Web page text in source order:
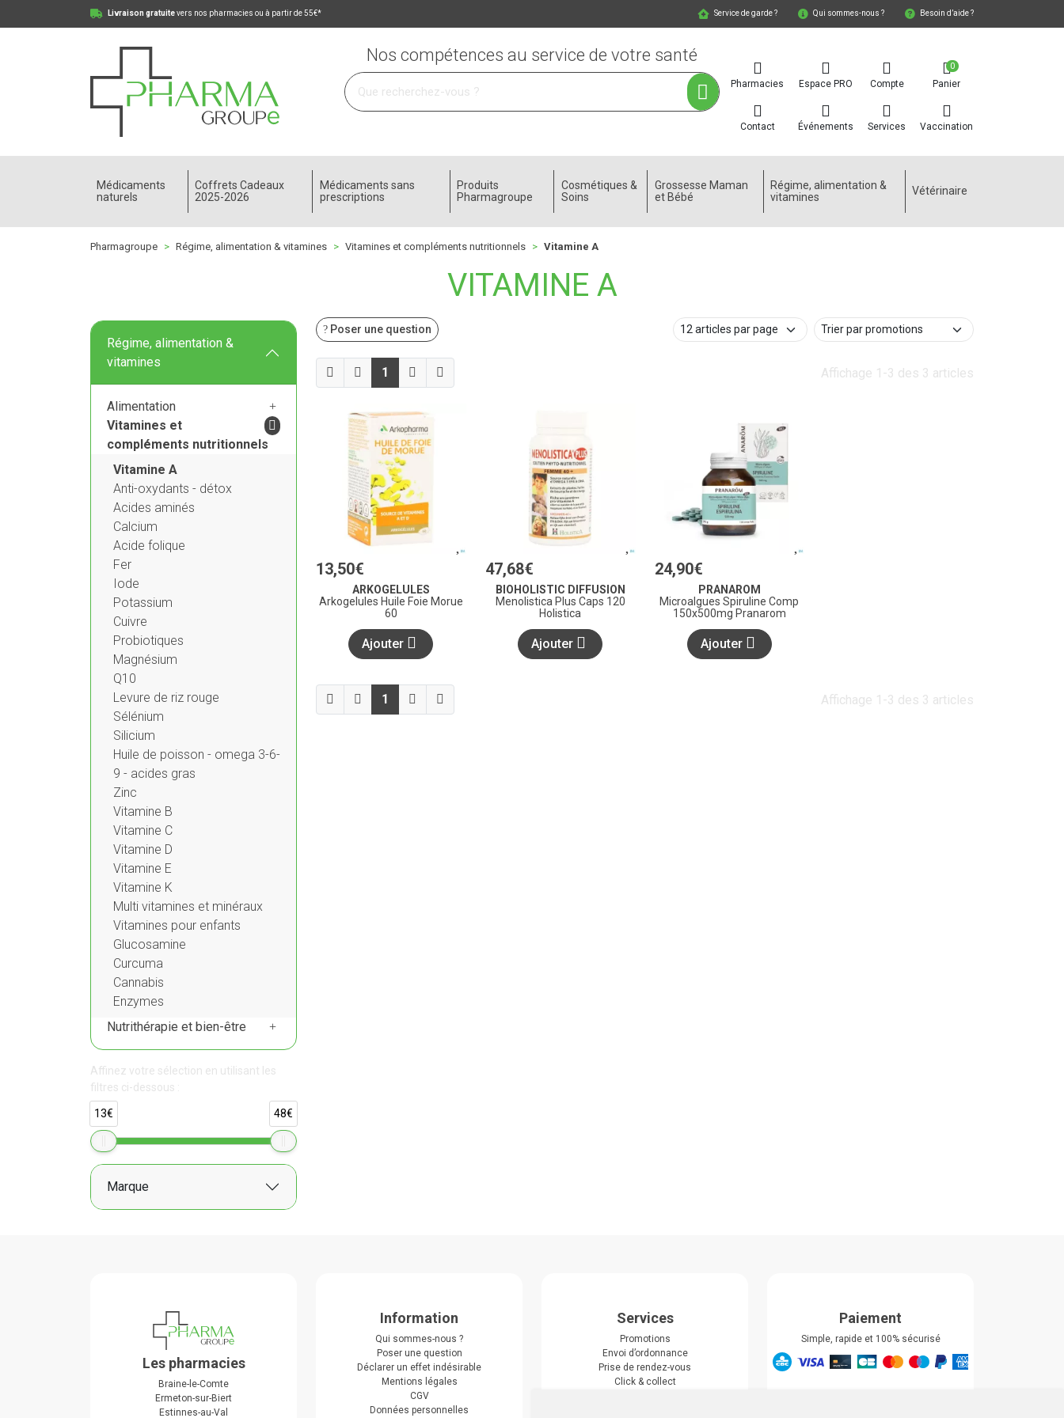
Livraison gratuitevers nos pharmacies ou à partir de 55€* Service de garde ? Qui sommes-nous ? Besoin d’aide ?
Pharmagroupe Votre pharmacie en ligne à votre service
Pharmacies
Contact
Espace PRO
Événements
Compte
Services
Panier
0
Vaccination
Nos compétences au service de votre santé
Médicaments
naturels
Coffrets Cadeaux
2025-2026
Médicaments sans
prescriptions
Produits
Pharmagroupe
Cosmétiques &
Soins
Grossesse Maman
et Bébé
Régime, alimentation &
vitamines
Vétérinaire
Pharmagroupe Régime, alimentation & vitamines Vitamines et compléments nutritionnels Vitamine A
VITAMINE A
Poser une question
Affichage 1-3 des 3 articles
1
13,50€
ARKOGELULES
Arkogelules Huile Foie Morue
60
Ajouter
47,68€
BIOHOLISTIC DIFFUSION
Menolistica Plus Caps 120
Holistica
Ajouter
24,90€
PRANAROM
Microalgues Spiruline Comp
150x500mg Pranarom
Ajouter
Affichage 1-3 des 3 articles
1
Régime, alimentation &
vitamines
Alimentation
Vitamines et
compléments nutritionnels
Vitamine A
Anti-oxydants - détox
Acides aminés
Calcium
Acide folique
Fer
Iode
Potassium
Cuivre
Probiotiques
Magnésium
Q10
Levure de riz rouge
Sélénium
Silicium
Huile de poisson - omega 3-6-
9 - acides gras
Zinc
Vitamine B
Vitamine C
Vitamine D
Vitamine E
Vitamine K
Multi vitamines et minéraux
Vitamines pour enfants
Glucosamine
Curcuma
Cannabis
Enzymes
Nutrithérapie et bien-être
Affinez votre sélection en utilisant les
filtres ci-dessous :
13€ 48€
Marque
Les pharmacies
Braine-le-Comte
Ermeton-sur-Biert
Estinnes-au-Val
Information
Qui sommes-nous ?
Poser une question
Déclarer un effet indésirable
Mentions légales
CGV
Données personnelles
Services
Promotions
Envoi d’ordonnance
Prise de rendez-vous
Click & collect
Paiement
Simple, rapide et 100% sécurisé